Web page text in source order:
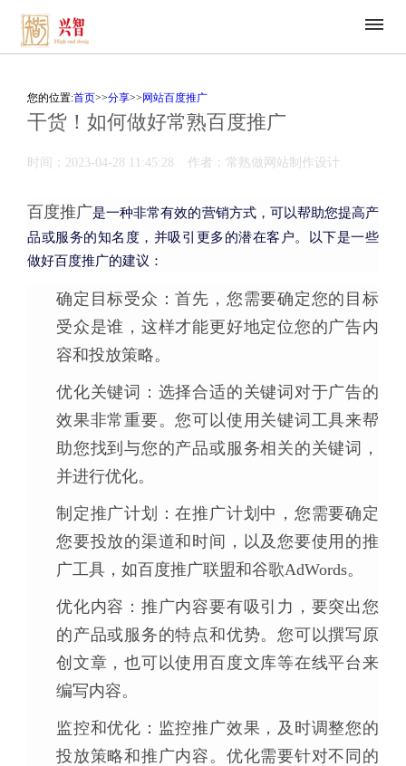
您的位置:首页>>分享>> 网站百度推广
干货！如何做好常熟百度推广
时间：2023-04-28 11:45:28 作者：常熟做网站制作设计
百度推广是一种非常有效的营销方式，可以帮助您提高产
品或服务的知名度，并吸引更多的潜在客户。以下是一些
做好百度推广的建议：
确定目标受众：首先，您需要确定您的目标
受众是谁，这样才能更好地定位您的广告内
容和投放策略。
优化关键词：选择合适的关键词对于广告的
效果非常重要。您可以使用关键词工具来帮
助您找到与您的产品或服务相关的关键词，
并进行优化。
制定推广计划：在推广计划中，您需要确定
您要投放的渠道和时间，以及您要使用的推
广工具，如百度推广联盟和谷歌AdWords。
优化内容：推广内容要有吸引力，要突出您
的产品或服务的特点和优势。您可以撰写原
创文章，也可以使用百度文库等在线平台来
编写内容。
监控和优化：监控推广效果，及时调整您的
投放策略和推广内容。优化需要针对不同的